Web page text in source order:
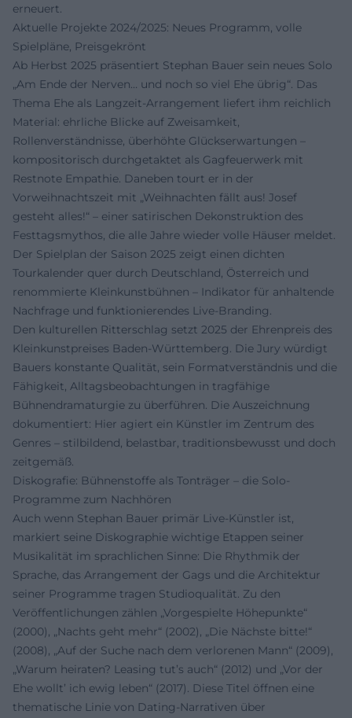
erneuert.
Aktuelle Projekte 2024/2025: Neues Programm, volle
Spielpläne, Preisgekrönt
Ab Herbst 2025 präsentiert Stephan Bauer sein neues Solo
„Am Ende der Nerven… und noch so viel Ehe übrig“. Das
Thema Ehe als Langzeit-Arrangement liefert ihm reichlich
Material: ehrliche Blicke auf Zweisamkeit,
Rollenverständnisse, überhöhte Glückserwartungen –
kompositorisch durchgetaktet als Gagfeuerwerk mit
Restnote Empathie. Daneben tourt er in der
Vorweihnachtszeit mit „Weihnachten fällt aus! Josef
gesteht alles!“ – einer satirischen Dekonstruktion des
Festtagsmythos, die alle Jahre wieder volle Häuser meldet.
Der Spielplan der Saison 2025 zeigt einen dichten
Tourkalender quer durch Deutschland, Österreich und
renommierte Kleinkunstbühnen – Indikator für anhaltende
Nachfrage und funktionierendes Live-Branding.
Den kulturellen Ritterschlag setzt 2025 der Ehrenpreis des
Kleinkunstpreises Baden‑Württemberg. Die Jury würdigt
Bauers konstante Qualität, sein Formatverständnis und die
Fähigkeit, Alltagsbeobachtungen in tragfähige
Bühnendramaturgie zu überführen. Die Auszeichnung
dokumentiert: Hier agiert ein Künstler im Zentrum des
Genres – stilbildend, belastbar, traditionsbewusst und doch
zeitgemäß.
Diskografie: Bühnenstoffe als Tonträger – die Solo-
Programme zum Nachhören
Auch wenn Stephan Bauer primär Live-Künstler ist,
markiert seine Diskographie wichtige Etappen seiner
Musikalität im sprachlichen Sinne: Die Rhythmik der
Sprache, das Arrangement der Gags und die Architektur
seiner Programme tragen Studioqualität. Zu den
Veröffentlichungen zählen „Vorgespielte Höhepunkte“
(2000), „Nachts geht mehr“ (2002), „Die Nächste bitte!“
(2008), „Auf der Suche nach dem verlorenen Mann“ (2009),
„Warum heiraten? Leasing tut’s auch“ (2012) und „Vor der
Ehe wollt’ ich ewig leben“ (2017). Diese Titel öffnen eine
thematische Linie von Dating‑Narrativen über